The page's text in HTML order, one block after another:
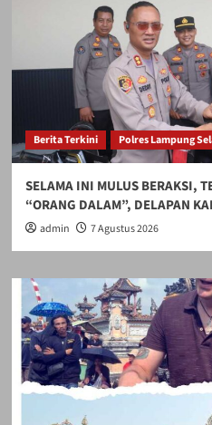
Aman
Berita Terkini Polres Lampung
SELAMA INI MULUS BERAKSI,
“ORANG DALAM”, DELAPAN
admin 7 Agustus 2026